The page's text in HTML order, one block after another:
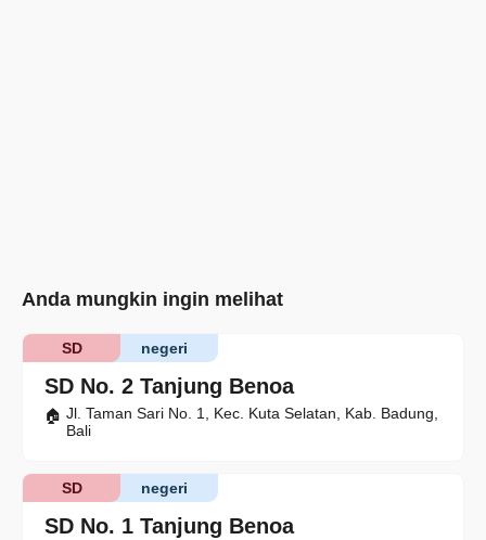
Anda mungkin ingin melihat
SD No. 2 Tanjung Benoa
negeri
SD
Jl. Taman Sari No. 1, Kec. Kuta Selatan, Kab. Badung,
Bali
SD No. 1 Tanjung Benoa
negeri
SD